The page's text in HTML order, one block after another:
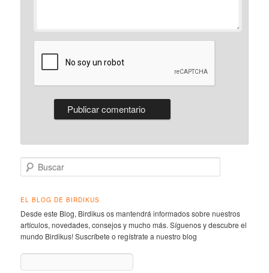
Buscar
EL BLOG DE BIRDIKUS
Desde este Blog, Birdikus os mantendrá informados sobre nuestros
artículos, novedades, consejos y mucho más. Síguenos y descubre el
mundo Birdikus! Suscríbete o regístrate a nuestro blog